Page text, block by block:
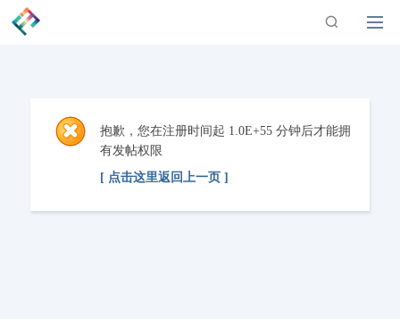
抱歉，您在注册时间起 1.0E+55 分钟后才能拥
有发帖权限
[ 点击这里返回上一页 ]